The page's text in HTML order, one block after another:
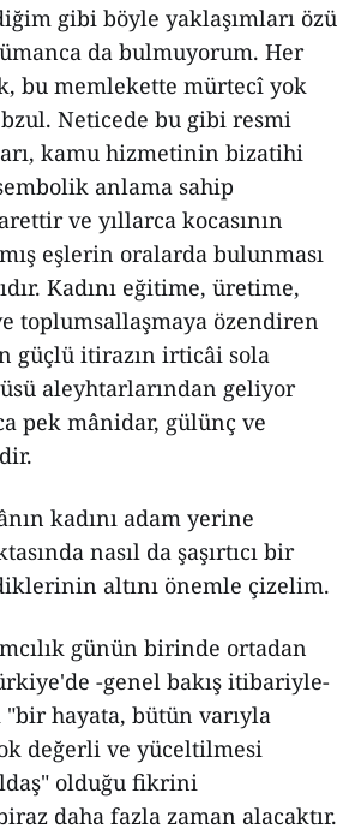
gibi böyle yaklaşımları özü
da bulmuyorum. Her
bu memlekette mürtecî yok
Neticede bu gibi resmi
kamu hizmetinin bizatihi
anlama sahip
ve yıllarca kocasının
eşlerin oralarda bulunması
Kadını eğitime, üretime,
toplumsallaşmaya özendiren
güçlü itirazın irticâi sola
aleyhtarlarından geliyor
pek mânidar, gülünç ve
kadını adam yerine
nasıl da şaşırtıcı bir
altını önemle çizelim.
günün birinde ortadan
-genel bakış itibariyle-
"bir hayata, bütün varıyla
değerli ve yüceltilmesi
olduğu fikrini
daha fazla zaman alacaktır.